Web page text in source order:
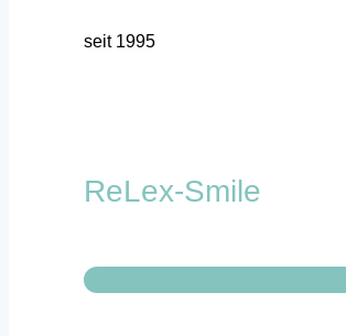
seit 1995
ReLex-Smile